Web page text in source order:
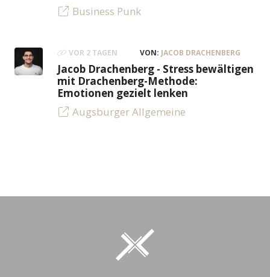
Business Punk
VOR 2 TAGEN VON: JACOB DRACHENBERG
Jacob Drachenberg - Stress bewältigen
mit Drachenberg-Methode:
Emotionen gezielt lenken
Augsburger Allgemeine